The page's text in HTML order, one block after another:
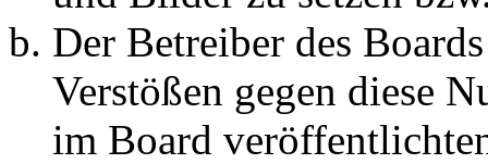
Der Betreiber des
Verstößen gegen diese
im Board